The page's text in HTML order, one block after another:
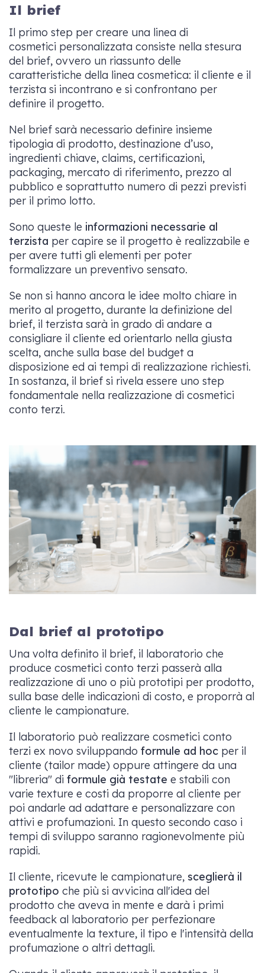
Il brief
Il primo step per creare una linea di
cosmetici personalizzata consiste nella stesura
del brief, ovvero un riassunto delle
caratteristiche della linea cosmetica: il cliente e il
terzista si incontrano e si confrontano per
definire il progetto.
Nel brief sarà necessario definire insieme
tipologia di prodotto, destinazione d’uso,
ingredienti chiave, claims, certificazioni,
packaging, mercato di riferimento, prezzo al
pubblico e soprattutto numero di pezzi previsti
per il primo lotto.
Sono queste le informazioni necessarie al
terzista per capire se il progetto è realizzabile e
per avere tutti gli elementi per poter
formalizzare un preventivo sensato.
Se non si hanno ancora le idee molto chiare in
merito al progetto, durante la definizione del
brief, il terzista sarà in grado di andare a
consigliare il cliente ed orientarlo nella giusta
scelta, anche sulla base del budget a
disposizione ed ai tempi di realizzazione richiesti.
In sostanza, il brief si rivela essere uno step
fondamentale nella realizzazione di cosmetici
conto terzi.
Dal brief al prototipo
Una volta definito il brief, il laboratorio che
produce cosmetici conto terzi passerà alla
realizzazione di uno o più prototipi per prodotto,
sulla base delle indicazioni di costo, e proporrà al
cliente le campionature.
Il laboratorio può realizzare cosmetici conto
terzi ex novo sviluppando formule ad hoc per il
cliente (tailor made) oppure attingere da una
"libreria" di formule già testate e stabili con
varie texture e costi da proporre al cliente per
poi andarle ad adattare e personalizzare con
attivi e profumazioni. In questo secondo caso i
tempi di sviluppo saranno ragionevolmente più
rapidi.
Il cliente, ricevute le campionature, sceglierà il
prototipo che più si avvicina all'idea del
prodotto che aveva in mente e darà i primi
feedback al laboratorio per perfezionare
eventualmente la texture, il tipo e l'intensità della
profumazione o altri dettagli.